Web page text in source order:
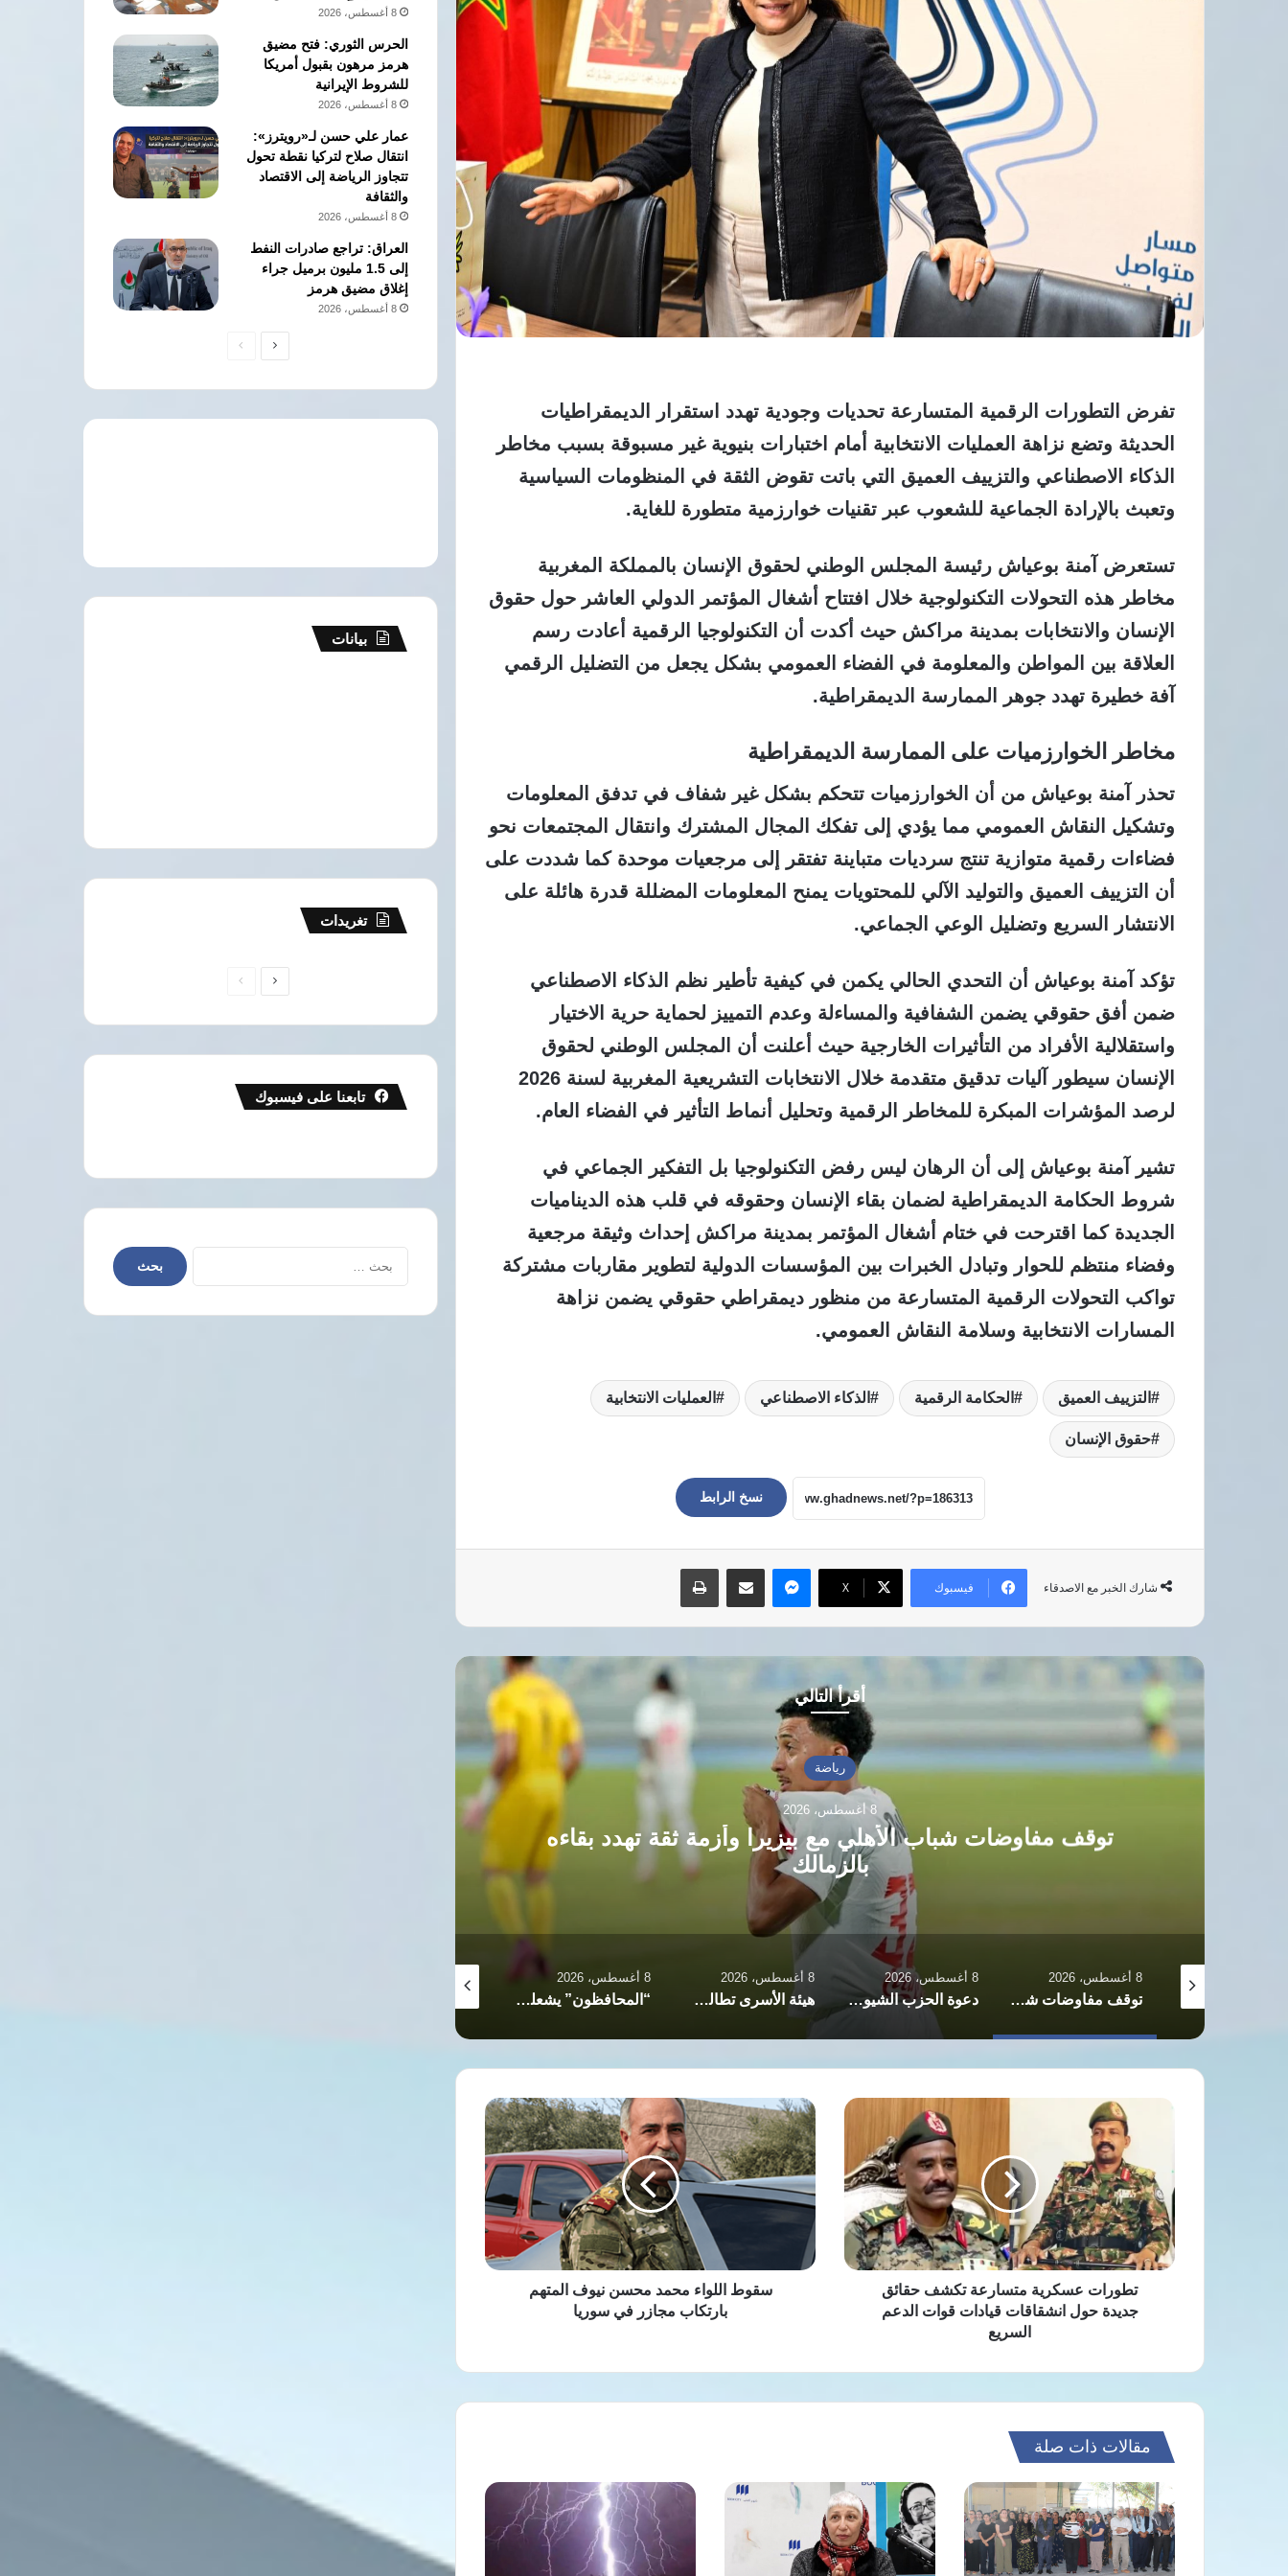
تفرض التطورات الرقمية المتسارعة تحديات وجودية تهدد استقرار الديمقراطيات
الحديثة وتضع نزاهة العمليات الانتخابية أمام اختبارات بنيوية غير مسبوقة بسبب مخاطر
الذكاء الاصطناعي والتزييف العميق التي باتت تقوض الثقة في المنظومات السياسية
وتعبث بالإرادة الجماعية للشعوب عبر تقنيات خوارزمية متطورة للغاية.
تستعرض آمنة بوعياش رئيسة المجلس الوطني لحقوق الإنسان بالمملكة المغربية
مخاطر هذه التحولات التكنولوجية خلال افتتاح أشغال المؤتمر الدولي العاشر حول حقوق
الإنسان والانتخابات بمدينة مراكش حيث أكدت أن التكنولوجيا الرقمية أعادت رسم
العلاقة بين المواطن والمعلومة في الفضاء العمومي بشكل يجعل من التضليل الرقمي
آفة خطيرة تهدد جوهر الممارسة الديمقراطية.
مخاطر الخوارزميات على الممارسة الديمقراطية
تحذر آمنة بوعياش من أن الخوارزميات تتحكم بشكل غير شفاف في تدفق المعلومات
وتشكيل النقاش العمومي مما يؤدي إلى تفكك المجال المشترك وانتقال المجتمعات نحو
فضاءات رقمية متوازية تنتج سرديات متباينة تفتقر إلى مرجعيات موحدة كما شددت على
أن التزييف العميق والتوليد الآلي للمحتويات يمنح المعلومات المضللة قدرة هائلة على
الانتشار السريع وتضليل الوعي الجماعي.
تؤكد آمنة بوعياش أن التحدي الحالي يكمن في كيفية تأطير نظم الذكاء الاصطناعي
ضمن أفق حقوقي يضمن الشفافية والمساءلة وعدم التمييز لحماية حرية الاختيار
واستقلالية الأفراد من التأثيرات الخارجية حيث أعلنت أن المجلس الوطني لحقوق
الإنسان سيطور آليات تدقيق متقدمة خلال الانتخابات التشريعية المغربية لسنة 2026
لرصد المؤشرات المبكرة للمخاطر الرقمية وتحليل أنماط التأثير في الفضاء العام.
تشير آمنة بوعياش إلى أن الرهان ليس رفض التكنولوجيا بل التفكير الجماعي في
شروط الحكامة الديمقراطية لضمان بقاء الإنسان وحقوقه في قلب هذه الديناميات
الجديدة كما اقترحت في ختام أشغال المؤتمر بمدينة مراكش إحداث وثيقة مرجعية
وفضاء منتظم للحوار وتبادل الخبرات بين المؤسسات الدولية لتطوير مقاربات مشتركة
تواكب التحولات الرقمية المتسارعة من منظور ديمقراطي حقوقي يضمن نزاهة
المسارات الانتخابية وسلامة النقاش العمومي.
التزييف العميق الحكامة الرقمية الذكاء الاصطناعي العمليات الانتخابية
حقوق الإنسان
نسخ الرابط
شارك الخبر مع الاصدقاء فيسبوك ‫X
ماسنجر مشاركة عبر البريد طباعة
أقرأ التالي
رياضة
مع بيزيرا وأزمة ثقة تهدد بقاءه
السودان
دعوة الحزب الشيوعي للعمل المدني بالسودان بين التحديات الأمنية
والغموض السياسي
توقف مفاوضات شباب الأهلي مع بيزيرا وأزمة ثقة تهدد بقاءه بالزمالك
8 أغسطس، 2026
دعوة الحزب الشيوعي للعمل المدني بالسودان بين التحديات الأمنية والغموض السياسي
8 أغسطس، 2026
هيئة الأسرى تطالب الصليب الأحمر بموقف ضد تمديد منع زيارة المعتقلين
8 أغسطس، 2026
“المحافظون” يشعلون الصراع السياسي ويستهدفون السكن الاجتماعي والمهاجرين في بريطانيا
8 أغسطس، 2026
تطورات
متسارعة
تكشف
حقائق
جديدة
حول
انشقاقات
قيادات
تطورات عسكرية متسارعة تكشف حقائق
جديدة حول انشقاقات قيادات قوات الدعم
السريع
سقوط
اللواء
محمد
محسن
نيوف
المتهم
بارتكاب
مجازر
في
سقوط اللواء محمد محسن نيوف المتهم
بارتكاب مجازر في سوريا
مقالات ذات صلة
8 أغسطس، 2026
الحرس الثوري: فتح مضيق
هرمز مرهون بقبول أمريكا
للشروط الإيرانية
8 أغسطس، 2026
عمار علي حسن لـ«رويترز»:
انتقال صلاح لتركيا نقطة تحول
تتجاوز الرياضة إلى الاقتصاد
والثقافة
8 أغسطس، 2026
العراق: تراجع صادرات النفط
إلى 1.5 مليون برميل جراء
إغلاق مضيق هرمز
8 أغسطس، 2026
الصفحةالصفحة
بيانات
تغريدات
الصفحةالصفحة
تابعنا على فيسبوك
البحث
عن: